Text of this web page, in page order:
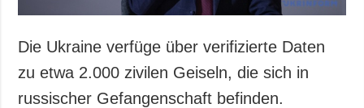
Die Ukraine verfüge über verifizierte Daten
zu etwa 2.000 zivilen Geiseln, die sich in
russischer Gefangenschaft befinden.